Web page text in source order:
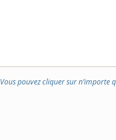
Vous pouvez cliquer sur